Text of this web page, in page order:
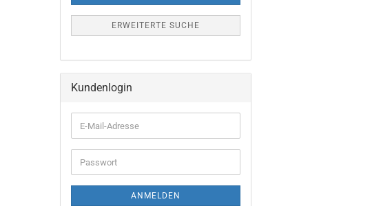
ERWEITERTE SUCHE
Kundenlogin
E-
Mail-
Adresse
Passwort
ANMELDEN